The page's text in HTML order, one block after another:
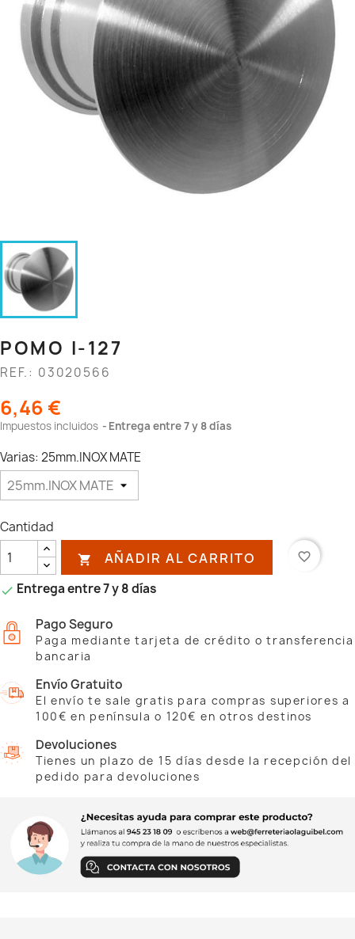
POMO I-127
REF.: 03020566
6,46 €
Impuestos incluidos Entrega entre 7 y 8 días
Varias: 25mm.INOX MATE
Cantidad
 AÑADIR AL CARRITO favorite_border
 Entrega entre 7 y 8 días
Pago Seguro
Paga mediante tarjeta de crédito o transferencia
bancaria
Envío Gratuito
El envío te sale gratis para compras superiores a
100€ en península o 120€ en otros destinos
Devoluciones
Tienes un plazo de 15 días desde la recepción del
pedido para devoluciones